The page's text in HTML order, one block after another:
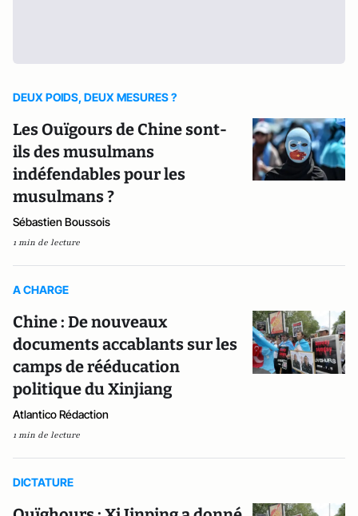
DEUX POIDS, DEUX MESURES ?
Les Ouïgours de Chine sont-
ils des musulmans
indéfendables pour les
musulmans ?
Sébastien Boussois
1 min de lecture
A CHARGE
Chine : De nouveaux
documents accablants sur les
camps de rééducation
politique du Xinjiang
Atlantico Rédaction
1 min de lecture
DICTATURE